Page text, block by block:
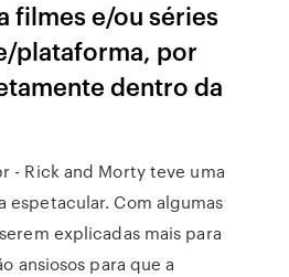
filmes e/ou séries
plataforma, por
dentro da
- Rick and Morty teve uma
Com algumas
explicadas mais para
ansiosos para que a